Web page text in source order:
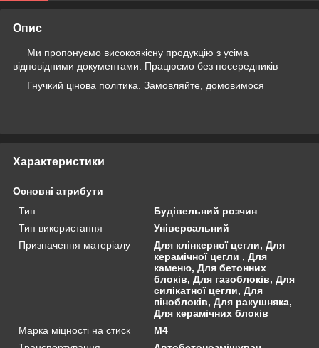
Опис
Ми пропонуємо високоякісну продукцію з усіма
відповідними документами. Працюємо без посередників
Гнучкий цінова політика. Замовляйте, домовимося
Характеристики
Основні атрибути
Тип
Будівельний розчин
Тип використання
Універсальний
Призначення матеріалу
Для клінкерної цегли, Для
керамічної цегли , Для
каменю, Для бетонних
блоків, Для газоблоків, Для
силікатної цегли, Для
піноблоків, Для ракушняка,
Для керамічних блоків
Марка міцності на стиск
М4